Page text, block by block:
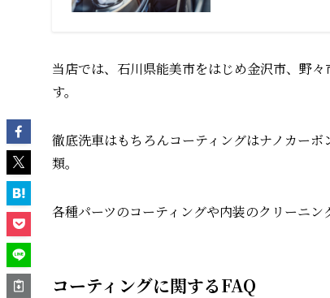
当店では、石川県能美市をはじめ金沢市、野
す。
徹底洗車はもちろんコーティングはナノカー
類。
各種パーツのコーティングや内装のクリーニン
コーティングに関するFAQ